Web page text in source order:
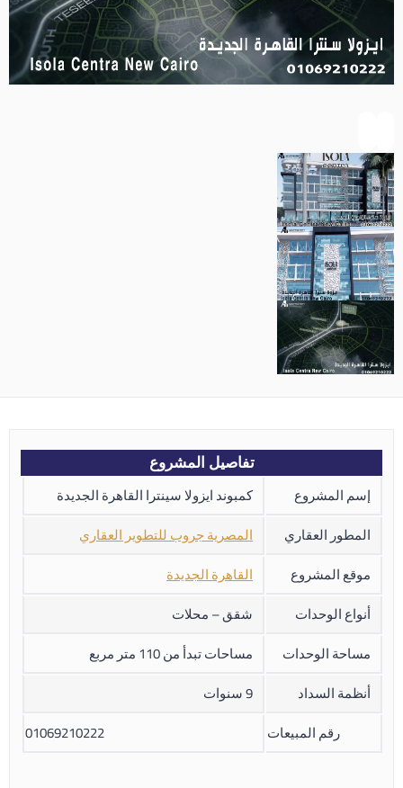
تفاصيل المشروع
إسم المشروع
كمبوند ايزولا سينترا القاهرة الجديدة
المطور العقاري
المصرية جروب للتطوير العقاري
موقع المشروع
القاهرة الجديدة
أنواع الوحدات
شقق – محلات
مساحة الوحدات
مساحات تبدأ من 110 متر مربع
أنظمة السداد
9 سنوات
رقم المبيعات
01069210222